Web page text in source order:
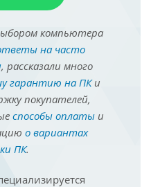
компьютера
на часто
, рассказали много
гарантию на ПКи
покупателей,
способы оплатыи
о вариантах
ПК.